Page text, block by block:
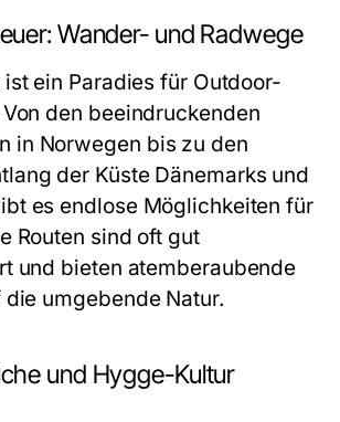
Wander- und Radwege
ein Paradies für Outdoor-
den beeindruckenden
in Norwegen bis zu den
der Küste Dänemarks und
es endlose Möglichkeiten für
Routen sind oft gut
und bieten atemberaubende
umgebende Natur.
und Hygge-Kultur